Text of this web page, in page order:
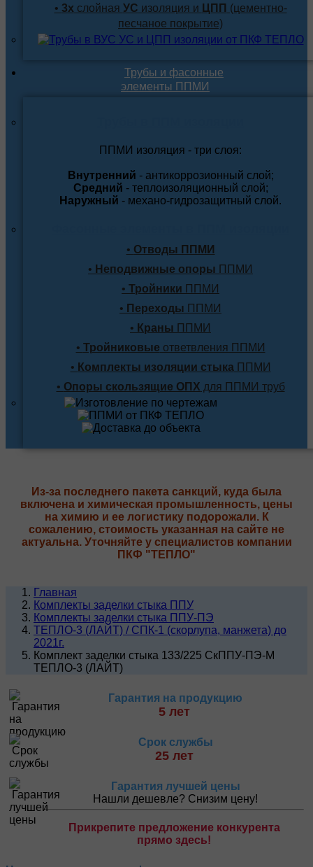
• 3х слойная УС изоляция и ЦПП (цементно-
песчаное покрытие)
Трубы и фасонные
элементы ППМИ
ППМИ изоляция - три слоя:
Внутренний - антикоррозионный слой;
Средний - теплоизоляционный слой;
Наружный - механо-гидрозащитный слой.
• Отводы ППМИ
• Неподвижные опоры ППМИ
• Тройники ППМИ
• Переходы ППМИ
• Краны ППМИ
• Тройниковые ответвления ППМИ
• Комплекты изоляции стыкаППМИ
• Опоры скользящие ОПХ для ППМИ труб
Из-за последнего пакета санкций, куда была
включена и химическая промышленность, цены
на химию и ее логистику подорожали. К
сожалению, стоимость указанная на сайте не
актуальна. Уточняйте у специалистов компании
ПКФ "ТЕПЛО"
Главная
Комплекты заделки стыка ППУ
Комплекты заделки стыка ППУ-ПЭ
ТЕПЛО-3 (ЛАЙТ) / СПК-1 (скорлупа, манжета) до
2021г.
Комплект заделки стыка 133/225 СкППУ-ПЭ-М
ТЕПЛО-3 (ЛАЙТ)
Гарантия на продукцию
5 лет
Срок службы
25 лет
Гарантия лучшей цены
Нашли дешевле? Снизим цену!
Прикрепите предложение конкурента
прямо здесь!